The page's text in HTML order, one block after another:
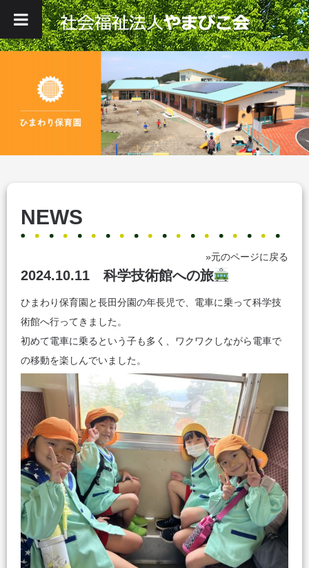
NEWS
»元のページに戻る
2024.10.11 科学技術館への旅
ひまわり保育園と長田分園の年長児で、電車に乗って科学技
術館へ行ってきました。
初めて電車に乗るという子も多く、ワクワクしながら電車で
の移動を楽しんでいました。